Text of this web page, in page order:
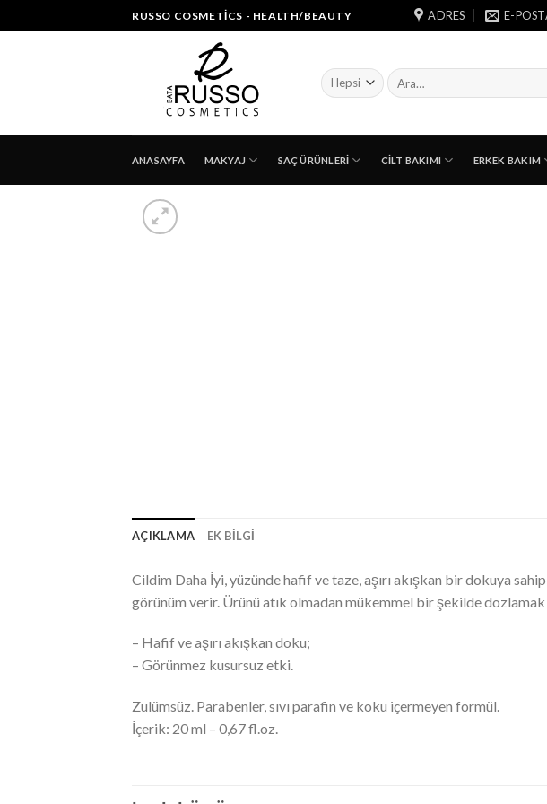
to
RUSSO COSMETICS - HEALTH/BEAUTY ADRES E-
Ara:
ANASAYFA MAKYAJ SAÇ ÜRÜNLERI CILT BAKIMI ERKEK BAKIM
AÇIKLAMA EK BILGI
Cildim Daha İyi, yüzünde hafif ve taze, aşırı akışkan bir dokuya
görünüm verir. Ürünü atık olmadan mükemmel bir şekilde
– Hafif ve aşırı akışkan doku;
– Görünmez kusursuz etki.
Zulümsüz. Parabenler, sıvı parafin ve koku içermeyen formül.
İçerik: 20 ml – 0,67 fl.oz.